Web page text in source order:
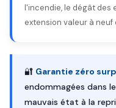
l'incendie, le dégât des
extension valeur à
🔐 Garantie zéro
endommagées dans
mauvais état à la